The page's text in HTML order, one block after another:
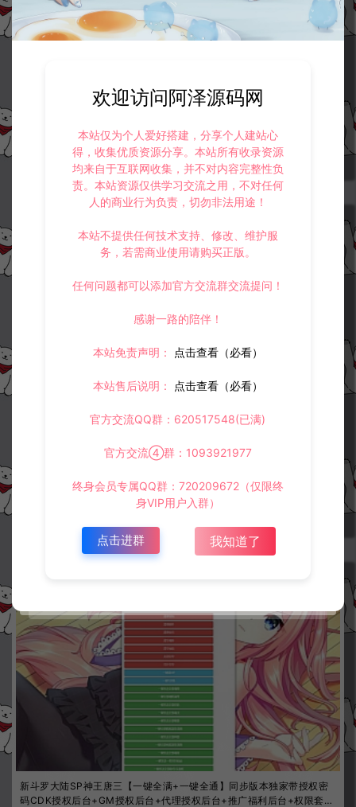
DK授权后台+GM授权后台+代理授权后台+推广福利后台+权限套餐后台
+用户改密后台+使用教程
冷雨泽ღ
新斗罗大陆SP双神王【一键全满+一键全通】同步版本独家免授权密码C
DK授权后台+GM授权后台+代理授权后台+推广福利后台+权限套餐后台
+用户改密后台+使用教程
新斗罗大陆SP神王唐三【一键全满+一键全通】同步版本独家带授权密
码CDK授权后台+GM授权后台+代理授权后台+推广福利后台+权限套餐
欢迎访问阿泽源码网
本站仅为个人爱好搭建，分享个人建站心
得，收集优质资源分享。本站所有收录资源
均来自于互联网收集，并不对内容完整性负
责。本站资源仅供学习交流之用，不对任何
人的商业行为负责，切勿非法用途！
本站不提供任何技术支持、修改、维护服
务，若需商业使用请购买正版。
任何问题都可以添加官方交流群交流提问！
感谢一路的陪伴！
本站免责声明： 点击查看（必看）
本站售后说明： 点击查看（必看）
官方交流QQ群：620517548(已满)
官方交流④群：1093921977
终身会员专属QQ群：720209672（仅限终
身VIP用户入群）
点击进群 我知道了